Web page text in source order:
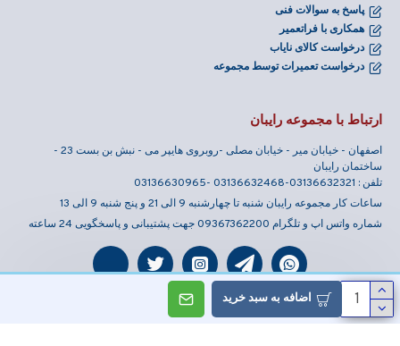
اضافه به سبد خرید
پاسخ به سوالات فنی
همکاری با فراتعمیر
درخواست کالای نایاب
درخواست تعمیرات توسط مجموعه
ارتباط با مجموعه رایبان
اصفهان - خیابان میر - خیابان مصلی -روبروی هایپر می - نبش بن بست 23 -
ساختمان رایبان
تلفن : 03136632321-03136632468 -03136630965
ساعات کار مجموعه رایبان شنبه تا چهارشنبه 9 الی 21 و پنج شنبه 9 الی 13
شماره واتس اپ و تلگرام 09367362200 جهت پشتیبانی و پاسخگویی 24 ساعته